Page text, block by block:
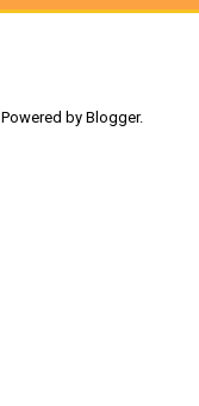
Powered by Blogger.